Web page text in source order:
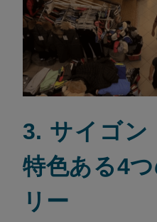
3. サイゴン
特色ある4
リー